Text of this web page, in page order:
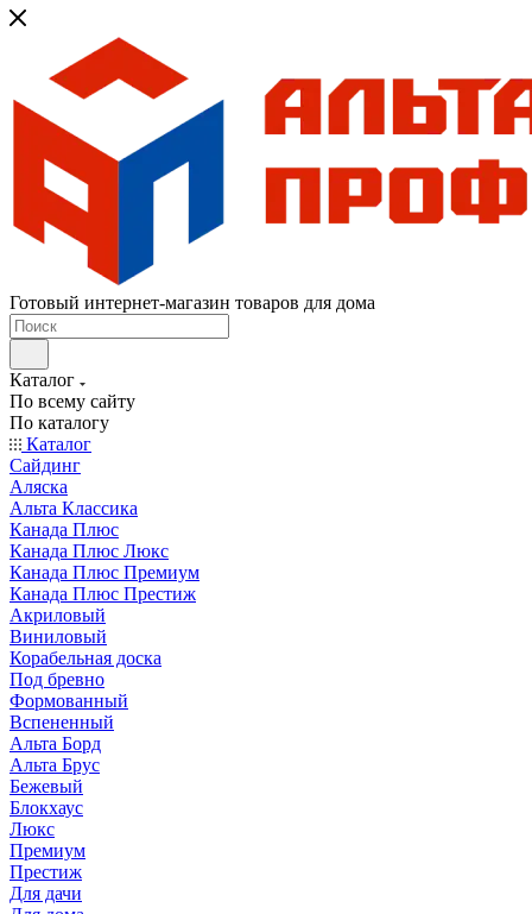
Готовый интернет-магазин товаров для дома
Каталог
По всему сайту
По каталогу
Каталог
Сайдинг
Аляска
Альта Классика
Канада Плюс
Канада Плюс Люкс
Канада Плюс Премиум
Канада Плюс Престиж
Акриловый
Виниловый
Корабельная доска
Под бревно
Формованный
Вспененный
Альта Борд
Альта Брус
Бежевый
Блокхаус
Люкс
Премиум
Престиж
Для дачи